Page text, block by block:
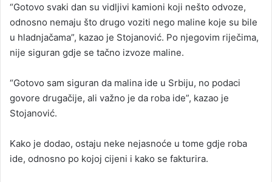
“Gotovo svaki dan su vidljivi kamioni koji nešto odvoze,
odnosno nemaju što drugo voziti nego maline koje su bile
u hladnjačama”, kazao je Stojanović. Po njegovim riječima,
nije siguran gdje se tačno izvoze maline.
“Gotovo sam siguran da malina ide u Srbiju, no podaci
govore drugačije, ali važno je da roba ide”, kazao je
Stojanović.
Kako je dodao, ostaju neke nejasnoće u tome gdje roba
ide, odnosno po kojoj cijeni i kako se fakturira.